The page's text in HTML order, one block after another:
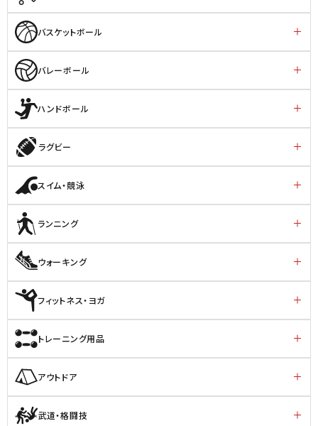
バスケットボール
バレーボール
ハンドボール
ラグビー
スイム・競泳
ランニング
ウォーキング
フィットネス・ヨガ
トレーニング用品
アウトドア
武道・格闘技